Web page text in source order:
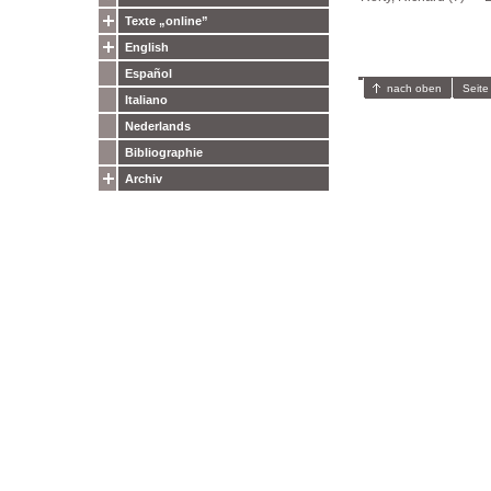
Texte „online”
English
Español
Italiano
Nederlands
Bibliographie
Archiv
nach oben Seite